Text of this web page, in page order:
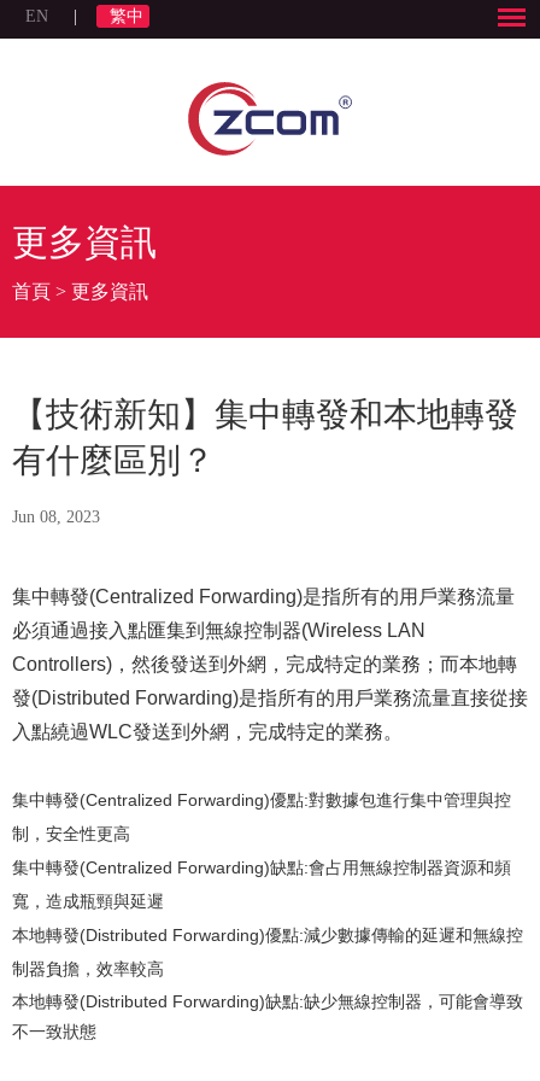
EN 繁中
更多資訊
首頁 > 更多資訊
【技術新知】集中轉發和本地轉發
有什麼區別？
Jun 08, 2023
集中轉發(Centralized Forwarding)是指所有的用戶業務流量
必須通過接入點匯集到無線控制器(Wireless LAN
Controllers)，然後發送到外網，完成特定的業務；而本地轉
發(Distributed Forwarding)是指所有的用戶業務流量直接從接
入點繞過WLC發送到外網，完成特定的業務。
集中轉發(Centralized Forwarding)優點:對數據包進行集中管理與控
制，安全性更高
集中轉發(Centralized Forwarding)缺點:會占用無線控制器資源和頻
寬，造成瓶頸與延遲
本地轉發(Distributed Forwarding)優點:減少數據傳輸的延遲和無線控
制器負擔，效率較高
本地轉發(Distributed Forwarding)缺點:缺少無線控制器，可能會導致
不一致狀態